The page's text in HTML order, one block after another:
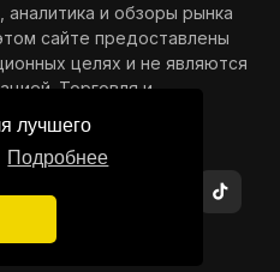
лучшего
Подробнее
и обзоры рынка
сайте предоставлены
целях и не являются
Торговля и
потери капитала.